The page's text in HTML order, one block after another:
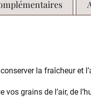
la fraîcheur et
vos grains de l’air, de